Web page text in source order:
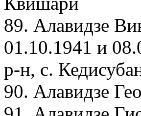
89. Алавидзе
01.10.1941 и
р-н, с.
90. Алавидзе